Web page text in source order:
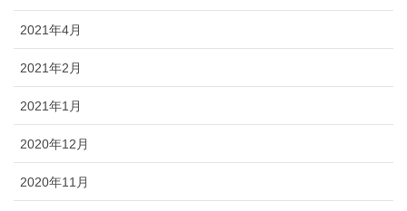
2021年4月
2021年2月
2021年1月
2020年12月
2020年11月